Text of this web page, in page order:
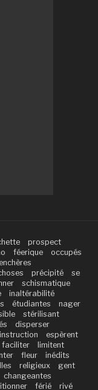
prospect
féerique
occupés
précipité
se
schismatique
inaltérabilité
étudiantes
nager
stérilisant
disperser
instruction
espèrent
faciliter
limitent
fleur
inédits
religieux
gent
changeantes
férié
rivé